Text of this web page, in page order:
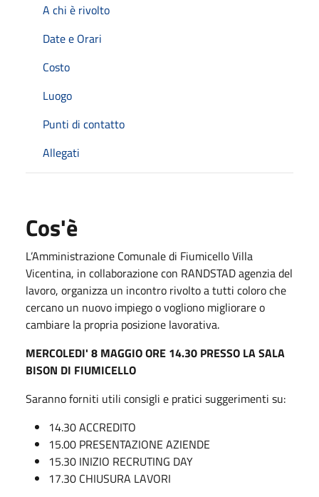
A chi è rivolto
Date e Orari
Costo
Luogo
Punti di contatto
Allegati
Cos'è
L’Amministrazione Comunale di Fiumicello Villa
Vicentina, in collaborazione con RANDSTAD agenzia del
lavoro, organizza un incontro rivolto a tutti coloro che
cercano un nuovo impiego o vogliono migliorare o
cambiare la propria posizione lavorativa.
MERCOLEDI' 8 MAGGIO ORE 14.30 PRESSO LA SALA
BISON DI FIUMICELLO
Saranno forniti utili consigli e pratici suggerimenti su:
14.30 ACCREDITO
15.00 PRESENTAZIONE AZIENDE
15.30 INIZIO RECRUTING DAY
17.30 CHIUSURA LAVORI